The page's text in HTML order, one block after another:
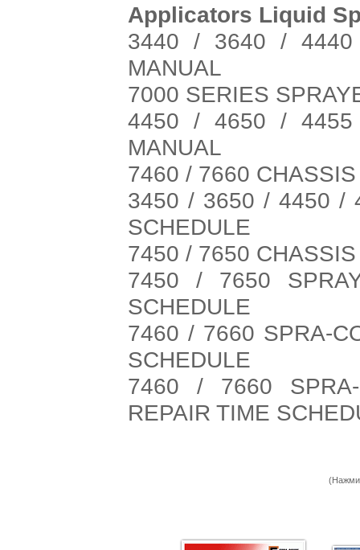
Applicators Liquid
3440 / 3640 / 4440
MANUAL
7000 SERIES
4450 / 4650 / 4455
MANUAL
7460 / 7660
3450 / 3650 / 4450 /
SCHEDULE
7450 / 7650
7450 / 7650
SCHEDULE
7460 / 7660 SPRA-
SCHEDULE
7460 / 7660 SPRA-
REPAIR TIME